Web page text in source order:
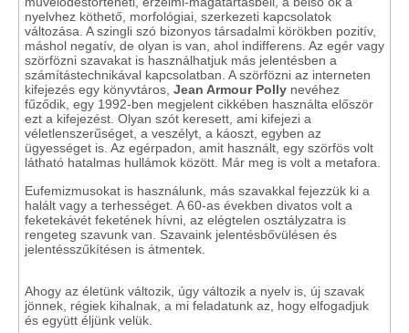
nyelvhez köthető, morfológiai, szerkezeti kapcsolatok
változása. A szingli szó bizonyos társadalmi körökben pozitív,
máshol negatív, de olyan is van, ahol indifferens. Az egér vagy
szörfözni szavakat is használhatjuk más jelentésben a
számítástechnikával kapcsolatban. A szörfözni az interneten
kifejezés egy könyvtáros, Jean Armour Polly nevéhez
fűződik, egy 1992-ben megjelent cikkében használta először
ezt a kifejezést. Olyan szót keresett, ami kifejezi a
véletlenszerűséget, a veszélyt, a káoszt, egyben az
ügyességet is. Az egérpadon, amit használt, egy szörfös volt
látható hatalmas hullámok között. Már meg is volt a metafora.
Eufemizmusokat is használunk, más szavakkal fejezzük ki a
halált vagy a terhességet. A 60-as években divatos volt a
feketekávét feketének hívni, az elégtelen osztályzatra is
rengeteg szavunk van. Szavaink jelentésbővülésen és
jelentésszűkítésen is átmentek.
Ahogy az életünk változik, úgy változik a nyelv is, új szavak
jönnek, régiek kihalnak, a mi feladatunk az, hogy elfogadjuk
és együtt éljünk velük.